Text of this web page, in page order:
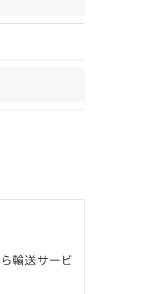
輸送サービ